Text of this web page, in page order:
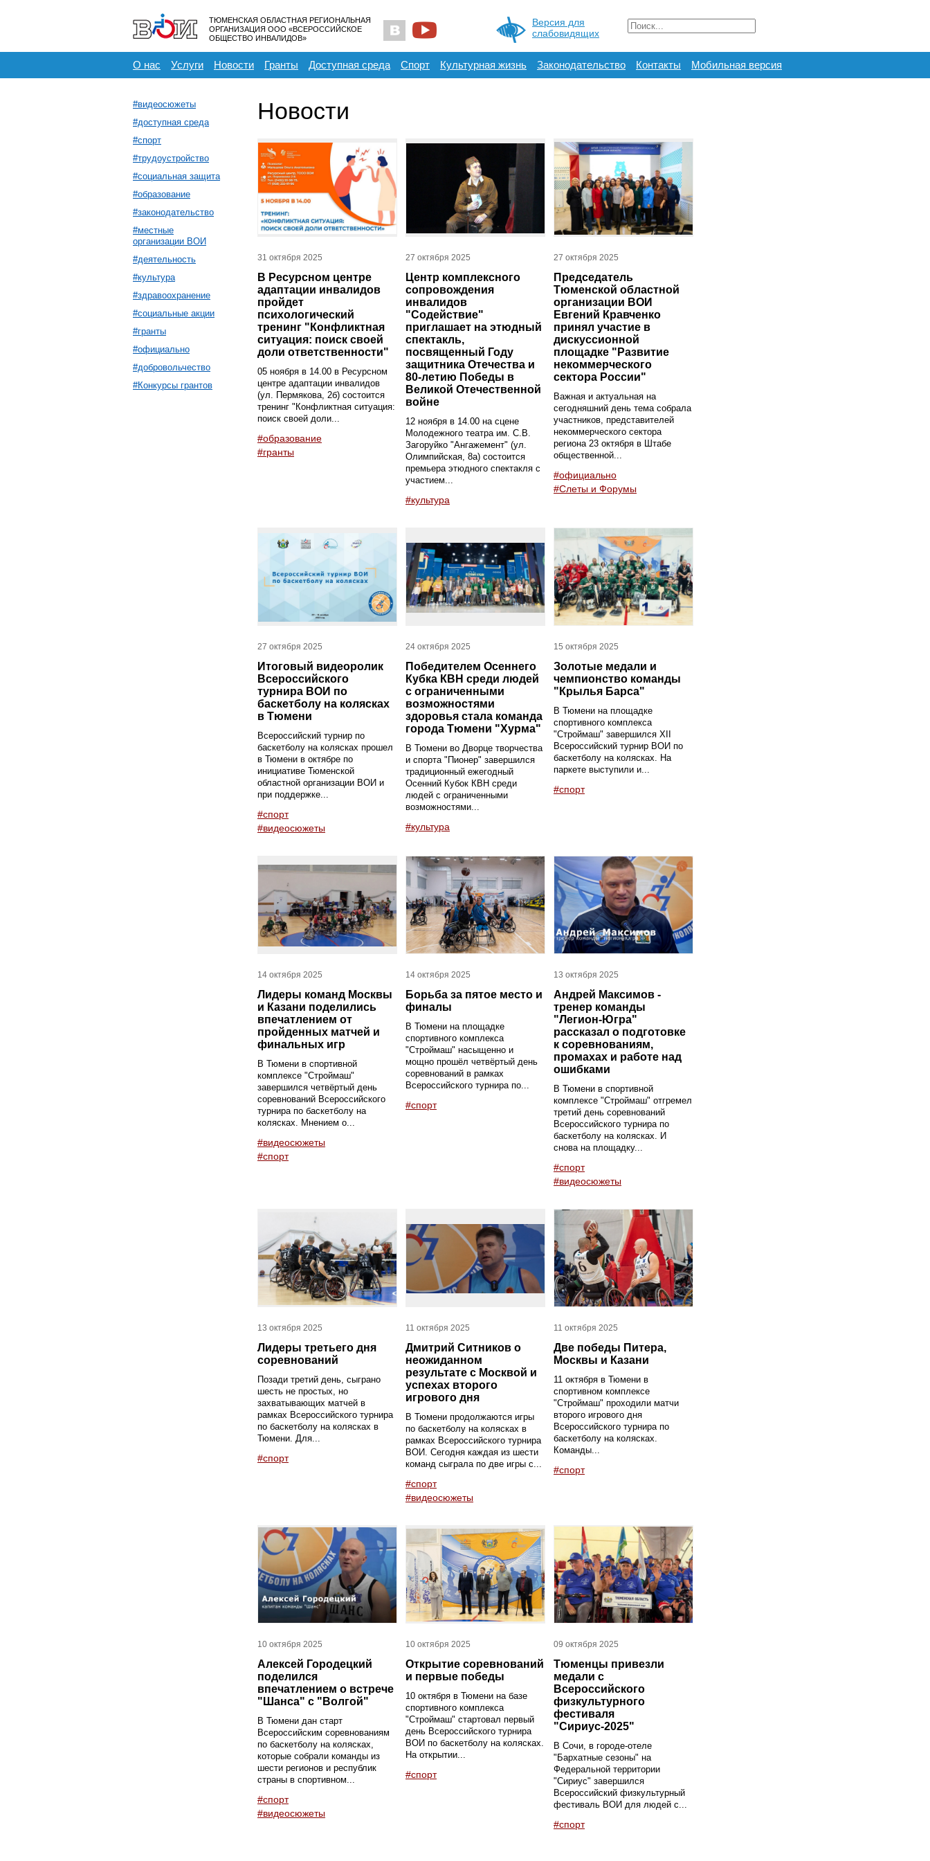
ТЮМЕНСКАЯ ОБЛАСТНАЯ РЕГИОНАЛЬНАЯ
ОРГАНИЗАЦИЯ ООО «ВСЕРОССИЙСКОЕ
ОБЩЕСТВО ИНВАЛИДОВ»
Версия для
слабовидящих
О нас Услуги Новости Гранты Доступная среда Спорт Культурная жизнь Законодательство Контакты Мобильная версия
#видеосюжеты
#доступная среда
#спорт
#трудоустройство
#социальная защита
#образование
#законодательство
#местные
организации ВОИ
#деятельность
#культура
#здравоохранение
#социальные акции
#гранты
#официально
#добровольчество
#Конкурсы грантов
Новости
31 октября 2025
В Ресурсном центре
адаптации инвалидов
пройдет
психологический
тренинг "Конфликтная
ситуация: поиск своей
доли ответственности"
05 ноября в 14.00 в Ресурсном
центре адаптации инвалидов
(ул. Пермякова, 2б) состоится
тренинг "Конфликтная ситуация:
поиск своей доли...
#образование
#гранты
27 октября 2025
Центр комплексного
сопровождения
инвалидов
"Содействие"
приглашает на этюдный
спектакль,
посвященный Году
защитника Отечества и
80-летию Победы в
Великой Отечественной
войне
12 ноября в 14.00 на сцене
Молодежного театра им. С.В.
Загоруйко "Ангажемент" (ул.
Олимпийская, 8а) состоится
премьера этюдного спектакля с
участием...
#культура
27 октября 2025
Председатель
Тюменской областной
организации ВОИ
Евгений Кравченко
принял участие в
дискуссионной
площадке "Развитие
некоммерческого
сектора России"
Важная и актуальная на
сегодняшний день тема собрала
участников, представителей
некоммерческого сектора
региона 23 октября в Штабе
общественной...
#официально
#Слеты и Форумы
27 октября 2025
Итоговый видеоролик
Всероссийского
турнира ВОИ по
баскетболу на колясках
в Тюмени
Всероссийский турнир по
баскетболу на колясках прошел
в Тюмени в октябре по
инициативе Тюменской
областной организации ВОИ и
при поддержке...
#спорт
#видеосюжеты
24 октября 2025
Победителем Осеннего
Кубка КВН среди людей
с ограниченными
возможностями
здоровья стала команда
города Тюмени "Хурма"
В Тюмени во Дворце творчества
и спорта "Пионер" завершился
традиционный ежегодный
Осенний Кубок КВН среди
людей с ограниченными
возможностями...
#культура
15 октября 2025
Золотые медали и
чемпионство команды
"Крылья Барса"
В Тюмени на площадке
спортивного комплекса
"Строймаш" завершился XII
Всероссийский турнир ВОИ по
баскетболу на колясках. На
паркете выступили и...
#спорт
14 октября 2025
Лидеры команд Москвы
и Казани поделились
впечатлением от
пройденных матчей и
финальных игр
В Тюмени в спортивной
комплексе "Строймаш"
завершился четвёртый день
соревнований Всероссийского
турнира по баскетболу на
колясках. Мнением о...
#видеосюжеты
#спорт
14 октября 2025
Борьба за пятое место и
финалы
В Тюмени на площадке
спортивного комплекса
"Строймаш" насыщенно и
мощно прошёл четвёртый день
соревнований в рамках
Всероссийского турнира по...
#спорт
13 октября 2025
Андрей Максимов -
тренер команды
"Легион-Югра"
рассказал о подготовке
к соревнованиям,
промахах и работе над
ошибками
В Тюмени в спортивной
комплексе "Строймаш" отгремел
третий день соревнований
Всероссийского турнира по
баскетболу на колясках. И
снова на площадку...
#спорт
#видеосюжеты
13 октября 2025
Лидеры третьего дня
соревнований
Позади третий день, сыграно
шесть не простых, но
захватывающих матчей в
рамках Всероссийского турнира
по баскетболу на колясках в
Тюмени. Для...
#спорт
11 октября 2025
Дмитрий Ситников о
неожиданном
результате с Москвой и
успехах второго
игрового дня
В Тюмени продолжаются игры
по баскетболу на колясках в
рамках Всероссийского турнира
ВОИ. Сегодня каждая из шести
команд сыграла по две игры с...
#спорт
#видеосюжеты
11 октября 2025
Две победы Питера,
Москвы и Казани
11 октября в Тюмени в
спортивном комплексе
"Строймаш" проходили матчи
второго игрового дня
Всероссийского турнира по
баскетболу на колясках.
Команды...
#спорт
10 октября 2025
Алексей Городецкий
поделился
впечатлением о встрече
"Шанса" с "Волгой"
В Тюмени дан старт
Всероссийским соревнованиям
по баскетболу на колясках,
которые собрали команды из
шести регионов и республик
страны в спортивном...
#спорт
#видеосюжеты
10 октября 2025
Открытие соревнований
и первые победы
10 октября в Тюмени на базе
спортивного комплекса
"Строймаш" стартовал первый
день Всероссийского турнира
ВОИ по баскетболу на колясках.
На открытии...
#спорт
09 октября 2025
Тюменцы привезли
медали с
Всероссийского
физкультурного
фестиваля
"Сириус-2025"
В Сочи, в городе-отеле
"Бархатные сезоны" на
Федеральной территории
"Сириус" завершился
Всероссийский физкультурный
фестиваль ВОИ для людей с...
#спорт